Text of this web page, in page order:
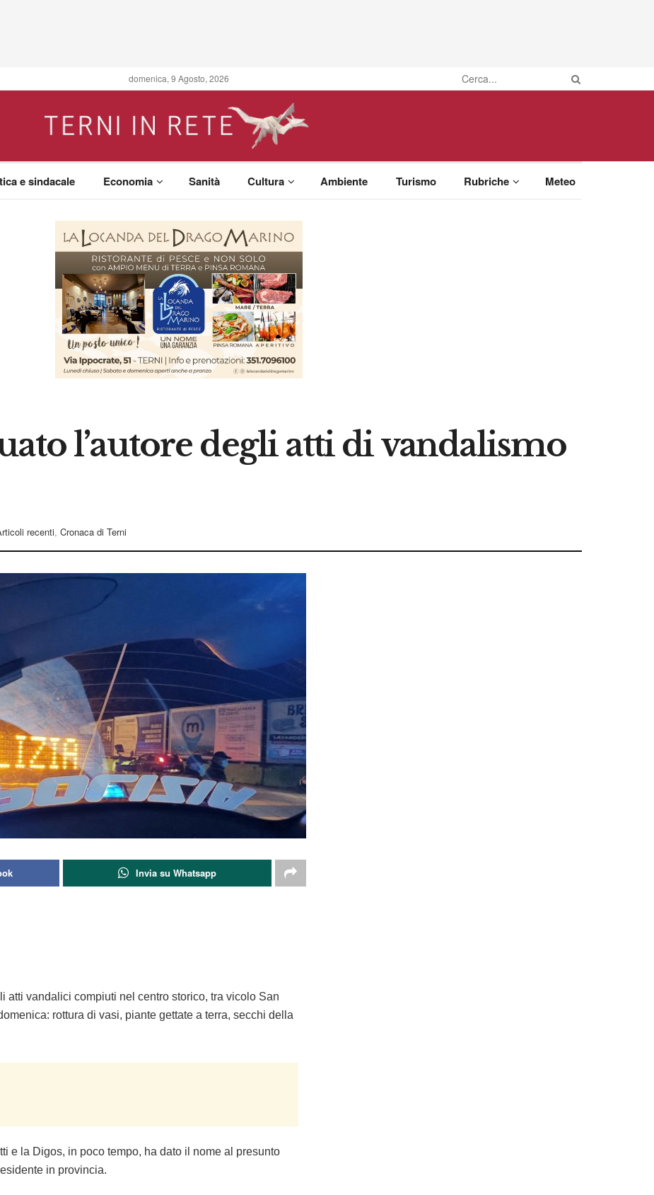
domenica, 9 Agosto, 2026
e sindacale Economia Sanità Cultura Ambiente Turismo Rubriche Meteo
l’autore degli atti di vandalismo
recenti, Cronaca di Terni
Invia su Whatsapp
atti vandalici compiuti nel centro storico, tra vicolo San
rottura di vasi, piante gettate a terra, secchi della
e la Digos, in poco tempo, ha dato il nome al presunto
in provincia.